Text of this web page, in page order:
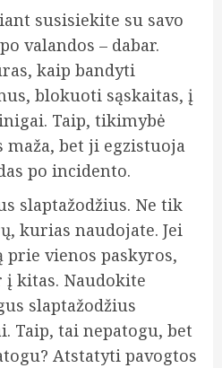
susisiekite su savo
valandos – dabar.
kaip bandyti
blokuoti sąskaitas, į
Taip, tikimybė
bet ji egzistuoja
po incidento.
slaptažodžius. Ne tik
kurias naudojate. Jei
prie vienos paskyros,
kitas. Naudokite
slaptažodžius
Taip, tai nepatogu, bet
Atstatyti pavogtos